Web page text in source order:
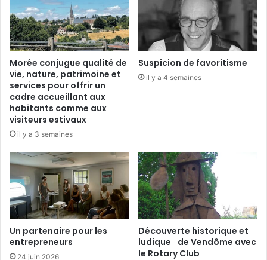
s
,
p
u
d
e
r
e
y
l
g
e
s
»
Morée conjugue qualité de
vie, nature, patrimoine et
services pour offrir un
cadre accueillant aux
habitants comme aux
visiteurs estivaux
il y a 3 semaines
Suspicion de favoritisme
il y a 4 semaines
Un partenaire pour les
entrepreneurs
24 juin 2026
Découverte historique et
ludique de Vendôme avec
le Rotary Club